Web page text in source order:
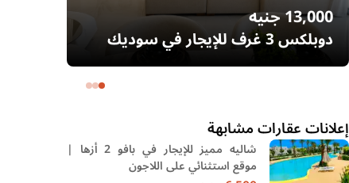
13,000جنيه
دوبلكس 3 غرف للإيجار في سوديك
إيستاون – التجمع الخامس | غرفة ناني
إعلانات عقارات مشابهة
شاليه مميز للإيجار في بافو 2 أزها |
موقع استثنائي على اللاجون